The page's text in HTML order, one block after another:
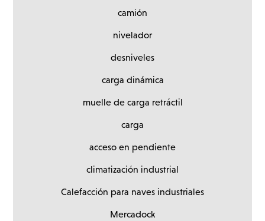
camión
nivelador
desniveles
carga dinámica
muelle de carga retráctil
carga
acceso en pendiente
climatización industrial
Calefacción para naves industriales
Mercadock